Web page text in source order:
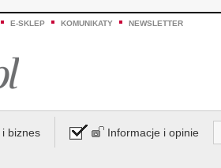
E-SKLEP KOMUNIKATY NEWSLETTER
biznes Informacje i opinie